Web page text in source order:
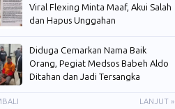
Viral Flexing Minta Maaf, Akui Salah
dan Hapus Unggahan
Diduga Cemarkan Nama Baik
Orang, Pegiat Medsos Babeh Aldo
Ditahan dan Jadi Tersangka
LANJUT »